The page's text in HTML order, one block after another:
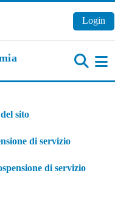
Login
sito
di servizio
di servizio